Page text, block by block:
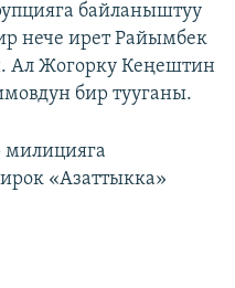
байланыштуу
нече ирет Райымбек
Ал Жогорку Кеңештин
бир тууганы.
милицияга
«Азаттыкка»